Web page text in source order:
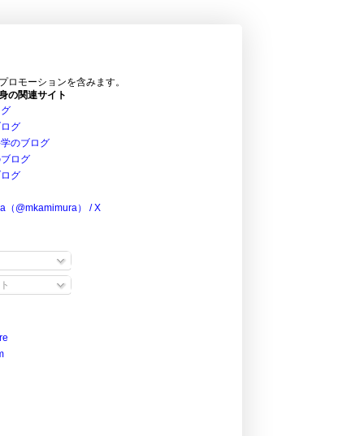
ロモーションを含みます。
の関連サイト
グ
のブログ
ログ
グ
（@mkamimura） / X